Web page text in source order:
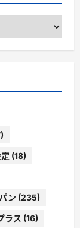
(18)
ン (235)
ラス (16)